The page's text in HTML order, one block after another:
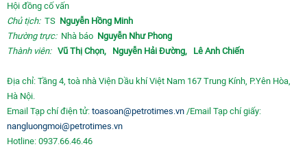
Hội đồng cố vấn
Chủ tịch:TS Nguyễn Hồng Minh
Thường trực: Nhà báo Nguyễn Như Phong
Thành viên: Vũ Thị Chọn, Nguyễn Hải Đường, Lê Anh Chiến
Địa chỉ: Tầng 4, toà nhà Viện Dầu khí Việt Nam 167 Trung Kính, P.Yên Hòa,
Hà Nội.
Email Tạp chí điện tử: toasoan@petrotimes.vn /Email Tạp chí giấy:
nangluongmoi@petrotimes.vn
Hotline: 0937.66.46.46